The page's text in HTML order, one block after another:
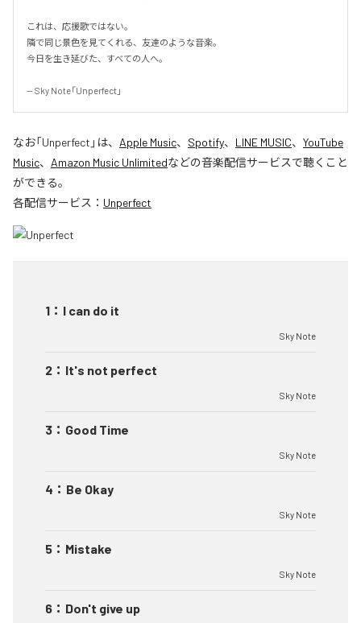
これは、応援歌ではない。
隣で同じ景色を見てくれる、友達のような音楽。
今日を生き延びた、すべての人へ。
-- Sky Note「Unperfect」
なお「Unperfect 」は、 Apple Music、 Spotify、 LINE MUSIC、 YouTube
Music、 Amazon Music Unlimitedなどの音楽配信サービスで聴くこと
ができる。
各配信サービス： Unperfect
1 ： I can do it
Sky Note
2 ： It's not perfect
Sky Note
3 ： Good Time
Sky Note
4 ： Be Okay
Sky Note
5 ： Mistake
Sky Note
6 ： Don't give up